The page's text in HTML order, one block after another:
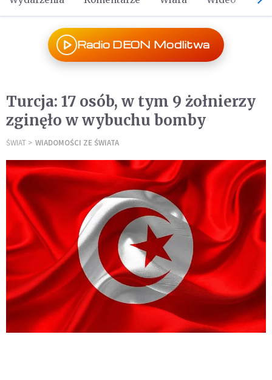
Radio DEON Modlitwa
Turcja: 17 osób, w tym 9 żołnierzy
zginęło w wybuchu bomby
ŚWIAT WIADOMOŚCI ZE ŚWIATA